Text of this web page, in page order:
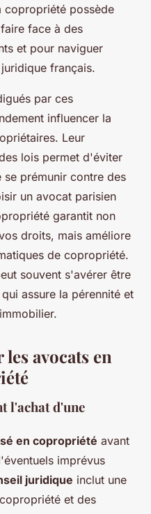
copropriété possède
face à des
et pour naviguer
français.
par ces
influencer la
Leur
lois permet d'éviter
se prémunir contre des
un avocat parisien
garantit non
droits, mais améliore
de copropriété.
souvent s'avérer être
assure la pérennité et
avocats en
l'achat d'une
en copropriété avant
imprévus
juridique inclut une
et des